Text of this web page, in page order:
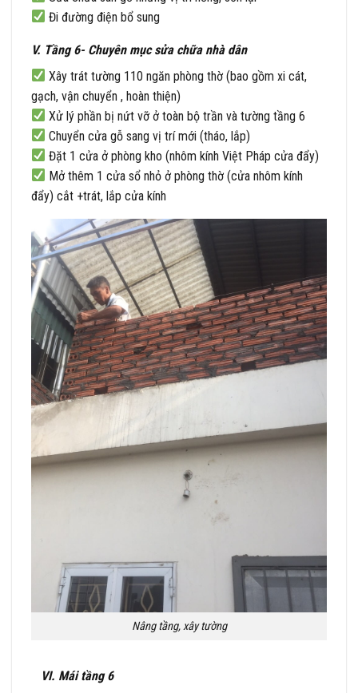
Đi đường điện bổ sung
V. Tầng 6- Chuyên mục sửa chữa nhà dân
Xây trát tường 110 ngăn phòng thờ (bao gồm xi cát,
gạch, vận chuyển , hoàn thiện)
Xử lý phần bị nứt vỡ ở toàn bộ trần và tường tầng 6
Chuyển cửa gỗ sang vị trí mới (tháo, lắp)
Đặt 1 cửa ở phòng kho (nhôm kính Việt Pháp cửa đẩy)
Mở thêm 1 cửa sổ nhỏ ở phòng thờ (cửa nhôm kính
đẩy) cắt +trát, lắp cửa kính
Nâng tầng, xây tường
VI. Mái tầng 6